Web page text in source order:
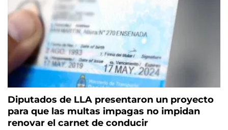
Diputados de LLA presentaron un proyecto
para que las multas impagas no impidan
renovar el carnet de conducir